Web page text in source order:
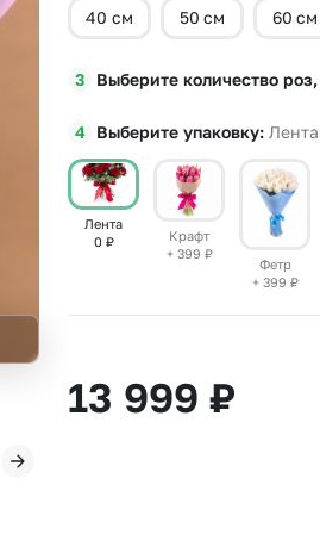
Insta букеты
Все категории
40 см 50 см 60 см
Выберите количество
Выберите упаковку Лента
Лента
0 ₽
Крафт
+ 399 ₽
Фетр
+ 399 ₽
13 999 ₽